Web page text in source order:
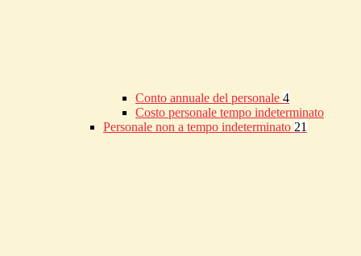
Conto annuale del personale 4
Costo personale tempo indeterminato
Personale non a tempo indeterminato 21